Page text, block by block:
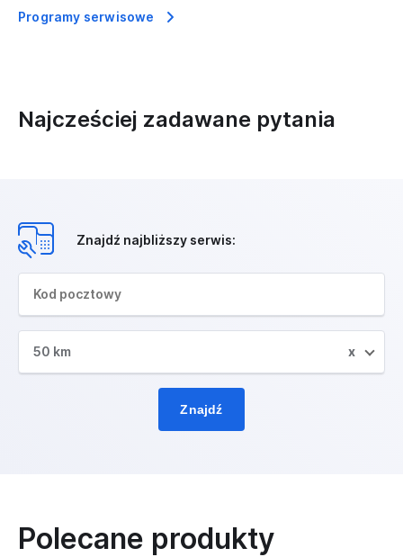
Najcześciej zadawane pytania
Programy serwisowe
Znajdź najbliższy serwis:
50 km x
Znajdź
Polecane produkty